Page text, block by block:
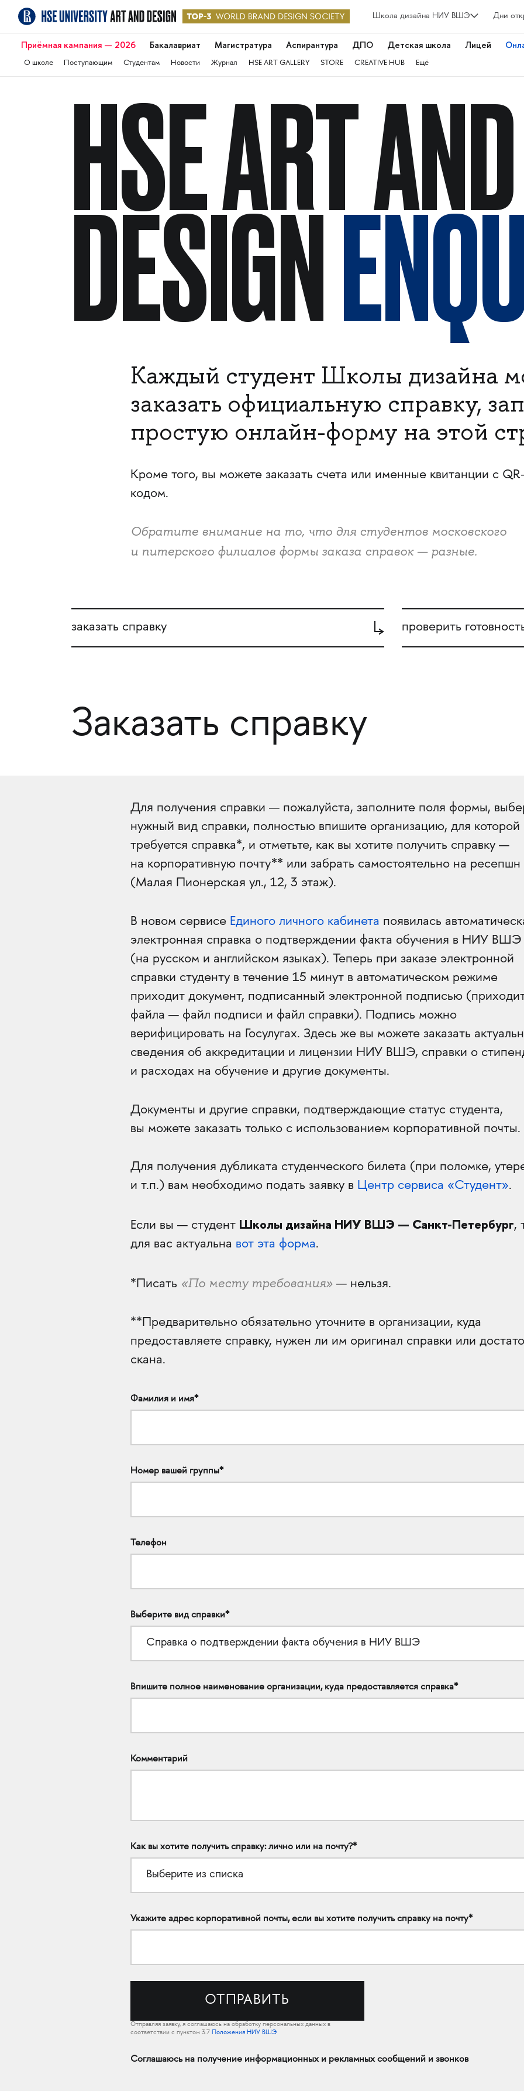
Школа дизайна НИУ ВШЭ Дни
Приёмная кампания — 2026 Бакалавриат Магистратура Аспирантура ДПО Детская школа Лицей
О школе Поступающим Студентам Новости Журнал HSE ART GALLERY STORE CREATIVE HUB Ещё
HSE ART AND
DESIGN
Каждый студент Школы дизайна
заказать официальную справку,
простую онлайн-форму на этой
Кроме того, вы можете заказать счета или именные квитанции с
кодом.
Обратите внимание на то, что для студентов московского
и питерского филиалов формы заказа справок — разные.
заказать справку проверить
Заказать справку
Для получения справки — пожалуйста, заполните поля формы,
нужный вид справки, полностью впишите организацию, для которой
требуется справка*, и отметьте, как вы хотите получить справку —
на корпоративную почту** или забрать самостоятельно на ресепшн
(Малая Пионерская ул., 12, 3 этаж).
В новом сервисе Единого личного кабинета появилась
электронная справка о подтверждении факта обучения в НИУ ВШЭ
(на русском и английском языках). Теперь при заказе электронной
справки студенту в течение 15 минут в автоматическом режиме
приходит документ, подписанный электронной подписью
файла — файл подписи и файл справки). Подпись можно
верифицировать на Госулугах. Здесь же вы можете заказать
сведения об аккредитации и лицензии НИУ ВШЭ, справки о
и расходах на обучение и другие документы.
Документы и другие справки, подтверждающие статус студента,
вы можете заказать только с использованием корпоративной почты.
Для получения дубликата студенческого билета (при поломке,
и т.п.) вам необходимо подать заявку в Центр сервиса «Студент».
Если вы — студент Школы дизайна НИУ ВШЭ — Санкт-Петербург,
для вас актуальна вот эта форма.
*Писать «По месту требования» — нельзя.
**Предварительно обязательно уточните в организации, куда
предоставляете справку, нужен ли им оригинал справки или
скана.
Фамилия и имя*
Номер вашей группы*
Телефон
Выберите вид справки*
Впишите полное наименование организации, куда предоставляется справка*
Комментарий
Как вы хотите получить справку: лично или на почту?*
Выберите из списка
Укажите адрес корпоративной почты, если вы хотите получить справку на почту*
Отправляя заявку, я соглашаюсь на обработку персональных данных в
соответствии с пунктом 3.7 Положения НИУ ВШЭ
Соглашаюсь на получение информационных и рекламных сообщений и звонков